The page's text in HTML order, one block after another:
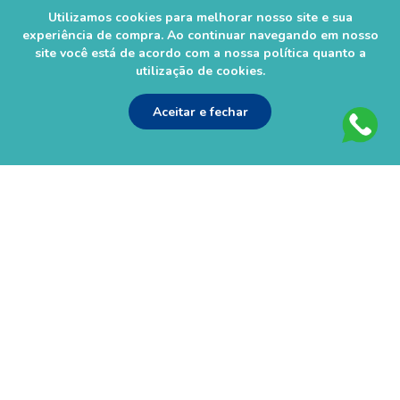
Utilizamos cookies para melhorar nosso site e sua
experiência de compra. Ao continuar navegando em nosso
site você está de acordo com a nossa política quanto a
utilização de cookies.
Aceitar e fechar
automedicação e não substituem, em hipótese alguma, as orientações
dadas pelo profissional da área médica. Somente o médico está apto a
diagnosticar qualquer problema de saúde e prescrever o tratamento